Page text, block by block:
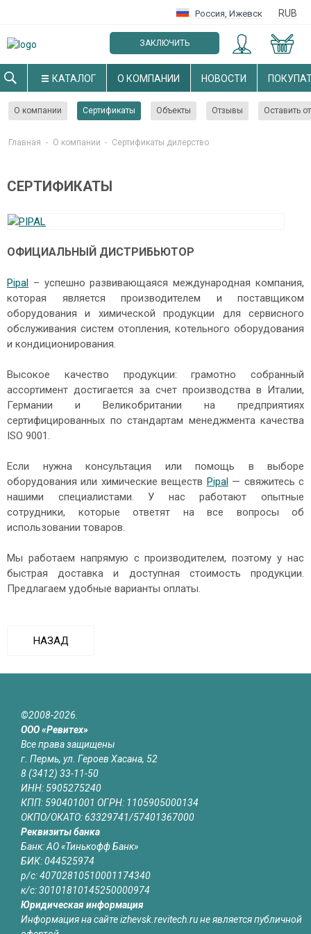
Россия, Ижевск RUB
ЗАКЛЮЧИТЬ
ОПТОВЫЙ ДОГОВОР
КАТАЛОГ О КОМПАНИИ НОВОСТИ
О компании Сертификаты Объекты Отзывы Оставить
Главная - О компании - Cертификаты дилерство
СЕРТИФИКАТЫ
ОФИЦИАЛЬНЫЙ ДИСТРИБЬЮТОР
Pipal – успешно развивающаяся международная компания,
которая является производителем и поставщиком
оборудования и химической продукции для сервисного
обслуживания систем отопления, котельного оборудования
и кондиционирования.
Высокое качество продукции: грамотно собранный
ассортимент достигается за счет производства в Италии,
Германии и Великобритании на предприятиях
сертифицированных по стандартам менеджмента качества
ISO 9001.
Если нужна консультация или помощь в выборе
оборудования или химические веществ Pipal— свяжитесь с
нашими специалистами. У нас работают опытные
сотрудники, которые ответят на все вопросы об
использовании товаров.
Мы работаем напрямую с производителем, поэтому у нас
быстрая доставка и доступная стоимость продукции.
Предлагаем удобные варианты оплаты.
НАЗАД
©2008-2026.
ООО «Ревитех»
Все права защищены
г. Пермь, ул. Героев Хасана, 52
8 (3412) 33-11-50
ИНН: 5905275240
КПП: 590401001 ОГРН: 1105905000134
ОКПО/ОКАТО: 63329741/57401367000
Реквизиты банка
Банк: АО «Тинькофф Банк»
БИК: 044525974
р/с: 40702810510001174340
к/с: 30101810145250000974
Юридическая информация
Информация на сайте izhevsk.revitech.ru не является публичной